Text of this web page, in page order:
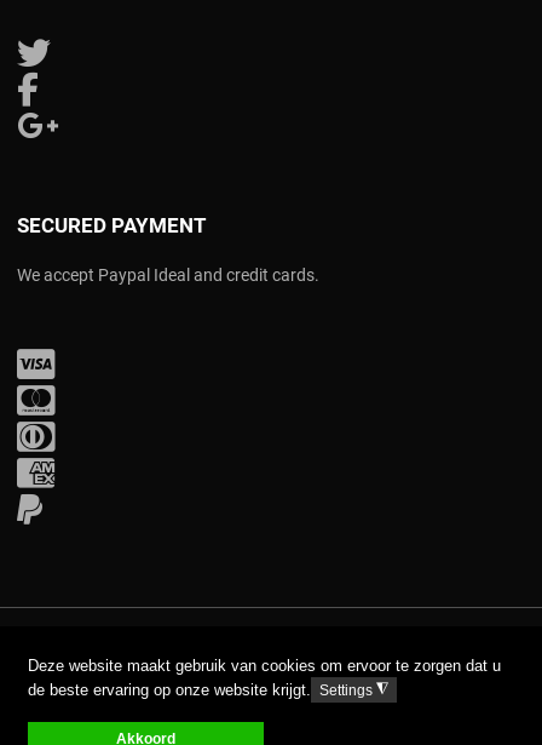
Deze website maakt gebruik van cookies om ervoor te zorgen dat u
de beste ervaring op onze website krijgt.
Settings◮
Akkoord
Follow us on Twitter
SECURED PAYMENT
We accept Paypal Ideal and credit cards.
PayPal
DISCLAIMERPRIVACY GPDR